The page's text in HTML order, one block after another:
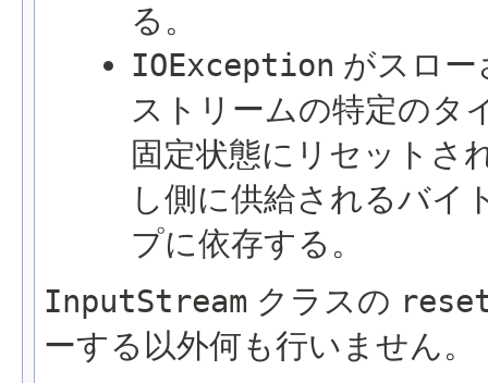
る。
IOException がスロー
ストリームの特定のタ
固定状態にリセットさ
し側に供給されるバイ
プに依存する。
InputStream クラスの
ーする以外何も行いません。